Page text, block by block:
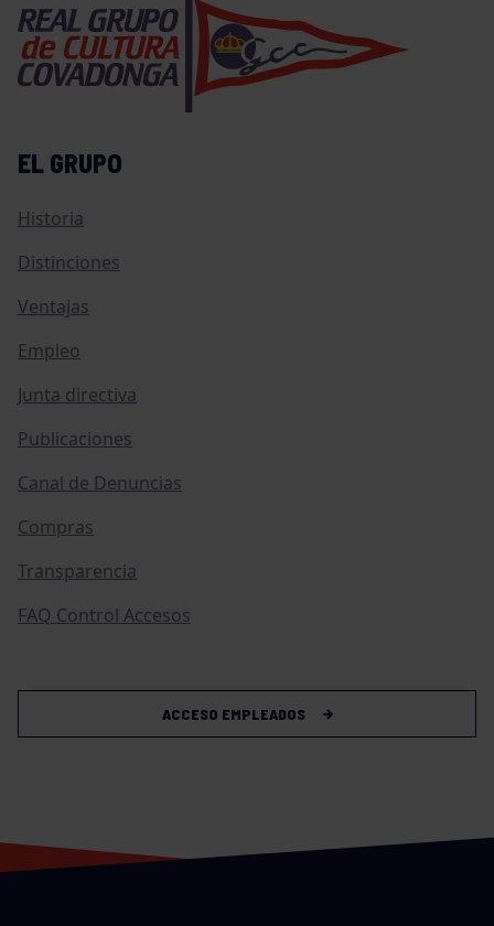
EL GRUPO
Historia
Distinciones
Ventajas
Empleo
Junta directiva
Publicaciones
Canal de Denuncias
Compras
Transparencia
FAQ Control Accesos
ACCESO EMPLEADOS